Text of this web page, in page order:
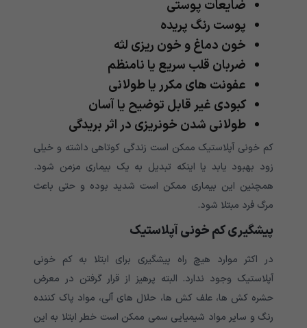
ضایعات پوستی
پوست رنگ پریده
خون دماغ و خون ریزی لثه
ضربان قلب سریع یا نامنظم
عفونت های مکرر یا طولانی
کبودی غیر قابل توضیح یا آسان
طولانی شدن خونریزی در اثر بریدگی
کم خونی آپلاستیک ممکن است زندگی کوتاهی داشته و خیلی
زود بهبود یابد یا اینکه تبدیل به یک بیماری مزمن شود.
همچنین این بیماری ممکن است شدید بوده و حتی باعث
مرگ فرد مبتلا شود.
پیشگیری کم خونی آپلاستیک
در اکثر موارد هیچ راه پیشگیری برای ابتلا به کم خونی
آپلاستیک وجود ندارد. البته پرهیز از قرار گرفتن در معرض
حشره کش ها، علف کش ها، حلال های آلی، مواد پاک کننده
رنگ و سایر مواد شیمیایی سمی ممکن است خطر ابتلا به این